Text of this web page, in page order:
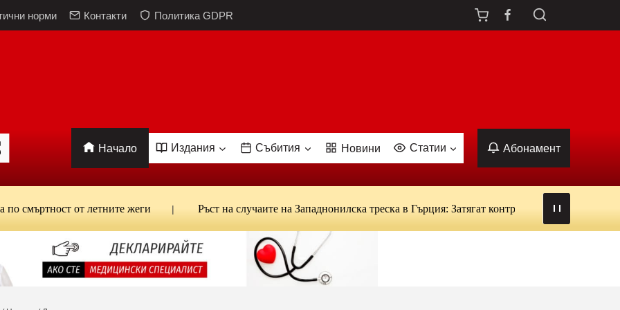
норми Контакти Политика GDPR
Начало Издания Събития Новини Статии Абонамент
от летните жеги Ръст на случаите на Западнонилска треска в Гърция: Затягат контрола над кръводаряването